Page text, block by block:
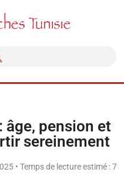
âge, pension et
sereinement
• Temps de lecture estimé : 7